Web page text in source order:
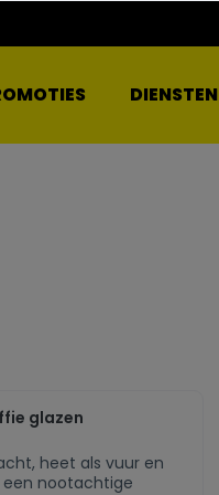
DIENSTEN
glazen
heet als vuur en
nootachtige